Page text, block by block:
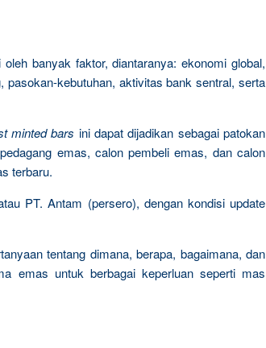
banyak faktor, diantaranya: ekonomi global,
kebutuhan, aktivitas bank sentral, serta
minted bars ini dapat dijadikan sebagai patokan
emas, calon pembeli emas, dan calon
terbaru.
PT. Antam (persero), dengan kondisi update
tentang dimana, berapa, bagaimana, dan
emas untuk berbagai keperluan seperti mas